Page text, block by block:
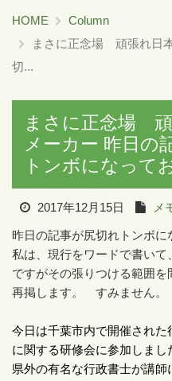
HOME
Column
まさに正念場 頑張れ日
切...
まさに正念場
メーカー 昨日の
トンボになって
2017年12月15日 メ
昨日の記事が尻切れトンボに
私は、現行をワードで書い
ですがその張りつける範囲を
再掲します。 すみません。
今日は千葉市内で開催され
に関する研修会に参加しまし
県外の有名な行政書士が講